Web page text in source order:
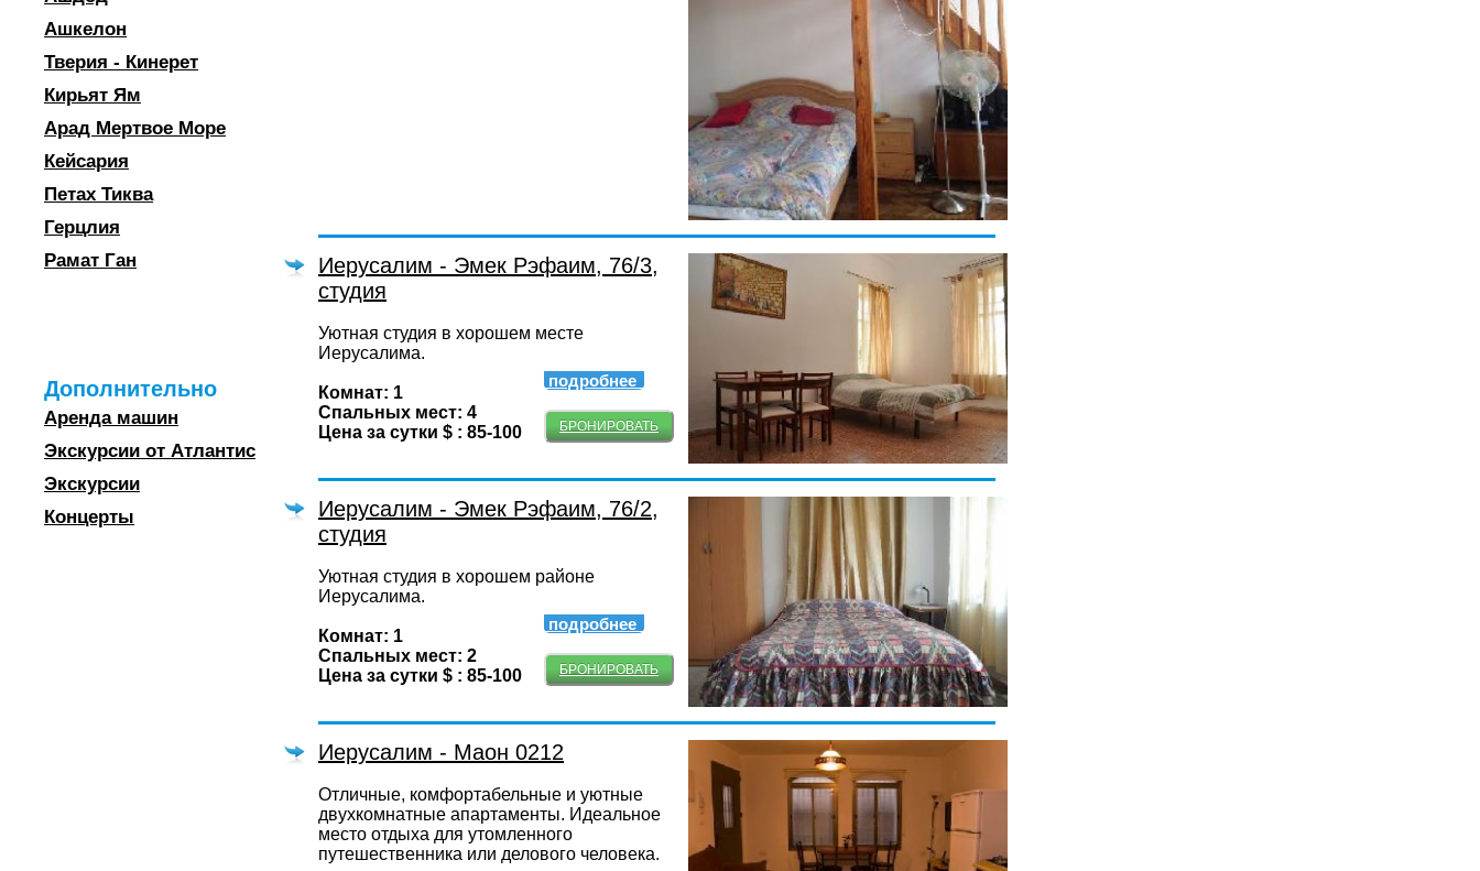
Ашкелон
Тверия - Кинерет
Кирьят Ям
Арад Мертвое Море
Кейсария
Петах Тиква
Герцлия
Рамат Ган
Дополнительно
Аренда машин
Экскурсии от Атлантис
Экскурсии
Концерты
Иерусалим - Эмек Рэфаим, 76/3,
студия
Уютная студия в хорошем месте
Иерусалима.
Комнат: 1
Спальных мест: 4
Цена за сутки $ : 85-100
подробнее
БРОНИРОВАТЬ
Иерусалим - Эмек Рэфаим, 76/2,
студия
Уютная студия в хорошем районе
Иерусалима.
Комнат: 1
Спальных мест: 2
Цена за сутки $ : 85-100
подробнее
БРОНИРОВАТЬ
Иерусалим - Маон 0212
Отличные, комфортабельные и уютные
двухкомнатные апартаменты. Идеальное
место отдыха для утомленного
путешественника или делового человека.